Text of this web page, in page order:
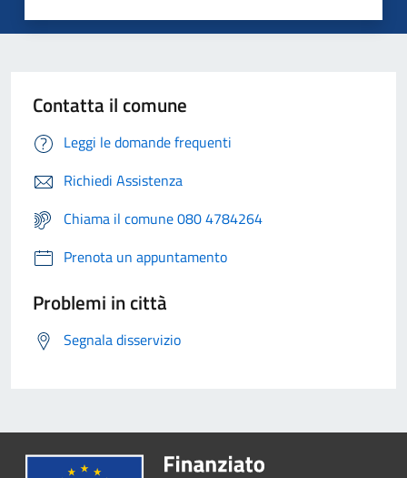
Contatta il comune
Leggi le domande frequenti
Richiedi Assistenza
Chiama il comune 080 4784264
Prenota un appuntamento
Problemi in città
Segnala disservizio